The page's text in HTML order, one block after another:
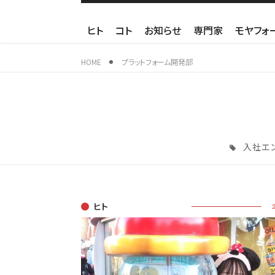
ヒト コト お知らせ 専門家 モヤフ
HOME プラットフォーム開発部
入社エ
ヒト